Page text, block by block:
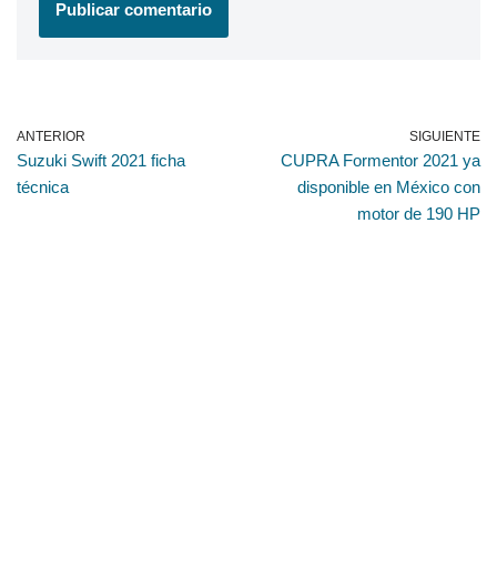
ANTERIOR
Suzuki Swift 2021 ficha
técnica
SIGUIENTE
CUPRA Formentor 2021 ya
disponible en México con
motor de 190 HP